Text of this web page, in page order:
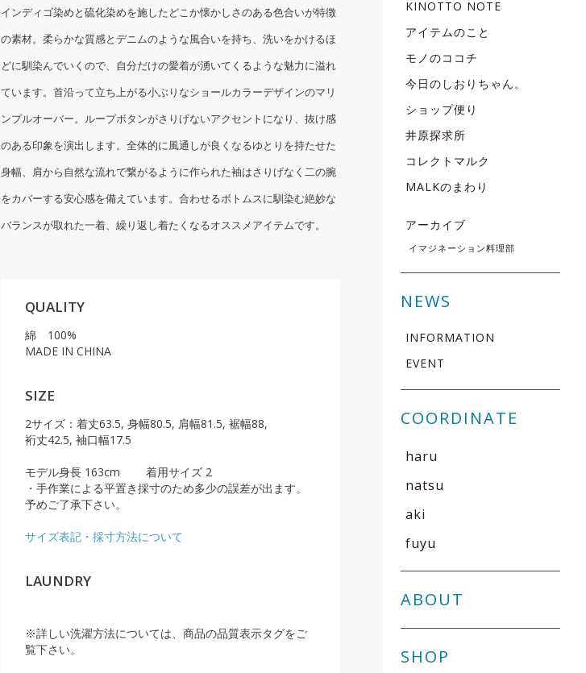
KINOTTO NOTE
アイテムのこと
モノのココチ
今日のしおりちゃん。
ショップ便り
井原探求所
コレクトマルク
MALKのまわり
アーカイブ
イマジネーション料理部
NEWS
INFORMATION
EVENT
COORDINATE
haru
natsu
aki
fuyu
ABOUT
SHOP
インディゴ染めと硫化染めを施したどこか懐かしさのある色合いが特徴
の素材。柔らかな質感とデニムのような風合いを持ち、洗いをかけるほ
どに馴染んでいくので、自分だけの愛着が湧いてくるような魅力に溢れ
ています。首沿って立ち上がる小ぶりなショールカラーデザインのマリ
ンプルオーバー。ループボタンがさりげないアクセントになり、抜け感
のある印象を演出します。全体的に風通しが良くなるゆとりを持たせた
身幅、肩から自然な流れで繋がるように作られた袖はさりげなく二の腕
をカバーする安心感を備えています。合わせるボトムスに馴染む絶妙な
バランスが取れた一着、繰り返し着たくなるオススメアイテムです。
QUALITY
綿 100%
MADE IN CHINA
SIZE
2サイズ：着丈63.5, 身幅80.5, 肩幅81.5, 裾幅88,
裄丈42.5, 袖口幅17.5
モデル身長 163cm 着用サイズ 2
・手作業による平置き採寸のため多少の誤差が出ます。
予めご了承下さい。
サイズ表記・採寸方法について
LAUNDRY
※詳しい洗濯方法については、商品の品質表示タグをご
覧下さい。